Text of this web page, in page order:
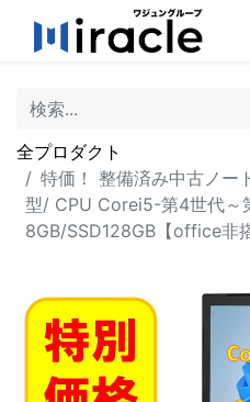
全プロダクト
特価！ 整備済み中古ノー
型/ CPU Corei5-第4世代～
8GB/SSD128GB【office非